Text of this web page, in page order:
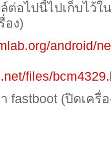
อไปนี้ไปเก็บไว้ใ
อง)
android/
files/
fastboot (ปิดเค